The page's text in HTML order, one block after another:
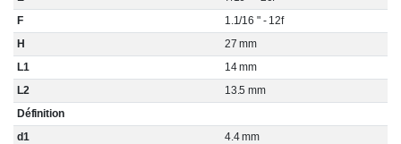
F
1.1/16 " - 12f
H
27 mm
L1
14 mm
L2
13.5 mm
Définition
d1
4.4 mm